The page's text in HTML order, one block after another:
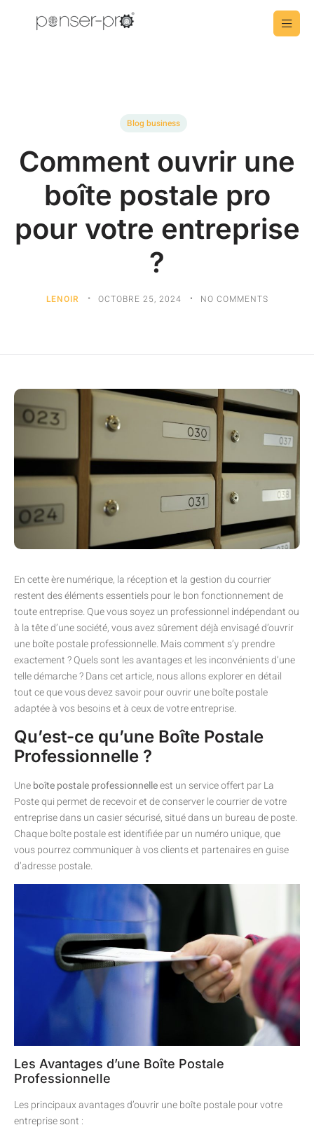
Blog business
Comment ouvrir une
boîte postale pro
pour votre entreprise
?
LENOIR OCTOBRE 25, 2024 NO COMMENTS
En cette ère numérique, la réception et la gestion du courrier
restent des éléments essentiels pour le bon fonctionnement de
toute entreprise. Que vous soyez un professionnel indépendant ou
à la tête d’une société, vous avez sûrement déjà envisagé d’ouvrir
une boîte postale professionnelle. Mais comment s’y prendre
exactement ? Quels sont les avantages et les inconvénients d’une
telle démarche ? Dans cet article, nous allons explorer en détail
tout ce que vous devez savoir pour ouvrir une boîte postale
adaptée à vos besoins et à ceux de votre entreprise.
Qu’est-ce qu’une Boîte Postale
Professionnelle ?
Uneboîte postale professionnelleest un service offert par La
Poste qui permet de recevoir et de conserver le courrier de votre
entreprise dans un casier sécurisé, situé dans un bureau de poste.
Chaque boîte postale est identifiée par un numéro unique, que
vous pourrez communiquer à vos clients et partenaires en guise
d’adresse postale.
Les Avantages d’une Boîte Postale
Professionnelle
Les principaux avantages d’ouvrir une boîte postale pour votre
entreprise sont :